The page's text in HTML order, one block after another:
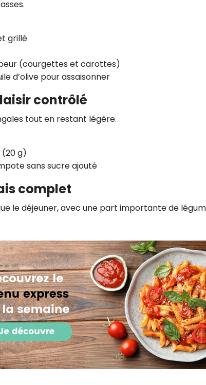
grillé
(courgettes et carottes)
d’olive pour assaisonner
contrôlé
tout en restant légère.
(20 g)
sans sucre ajouté
complet
le déjeuner, avec une part importante de